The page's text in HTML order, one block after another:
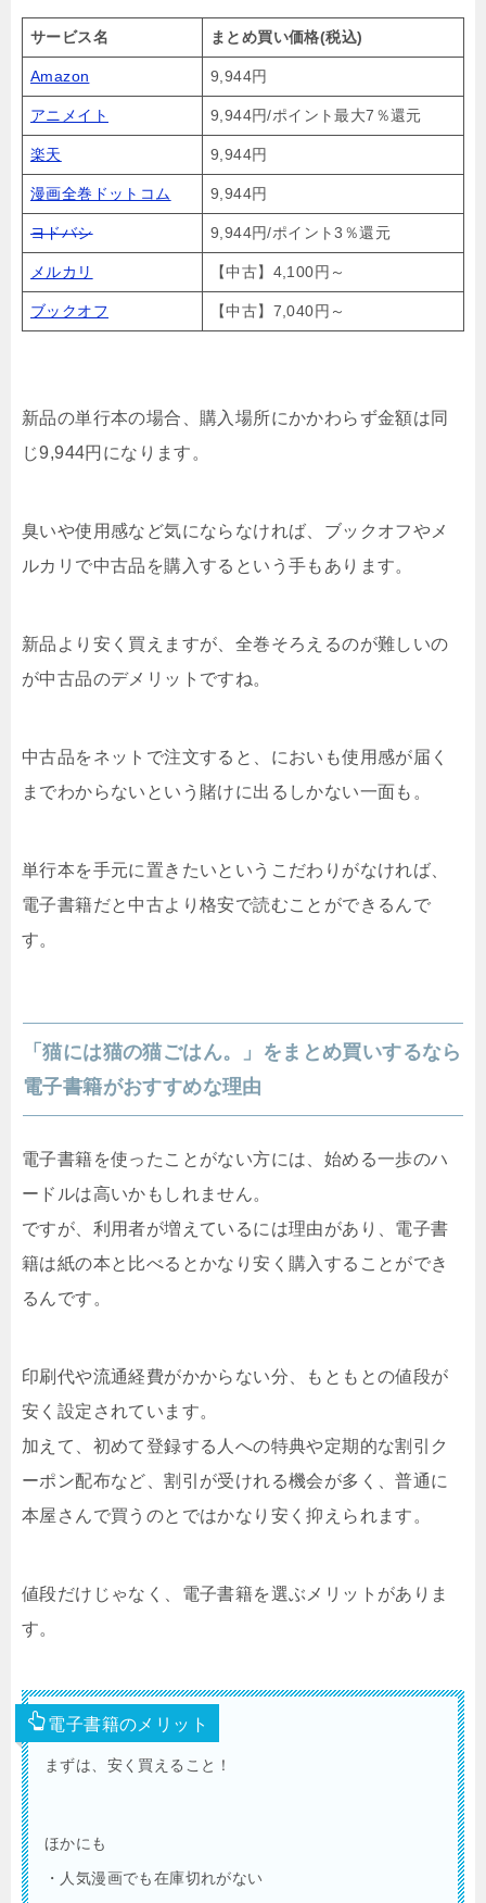
サービス名 まとめ買い価格(税込)
Amazon 9,944円
アニメイト 9,944円/ポイント最大7％還元
楽天 9,944円
漫画全巻ドットコム 9,944円
ヨドバシ 9,944円/ポイント3％還元
メルカリ 【中古】4,100円～
ブックオフ 【中古】7,040円～
新品の単行本の場合、購入場所にかかわらず金額は同
じ9,944円になります。
臭いや使用感など気にならなければ、ブックオフやメ
ルカリで中古品を購入するという手もあります。
新品より安く買えますが、全巻そろえるのが難しいの
が中古品のデメリットですね。
中古品をネットで注文すると、においも使用感が届く
までわからないという賭けに出るしかない一面も。
単行本を手元に置きたいというこだわりがなければ、
電子書籍だと中古より格安で読むことができるんで
す。
「猫には猫の猫ごはん。」をまとめ買いするなら
電子書籍がおすすめな理由
電子書籍を使ったことがない方には、始める一歩のハ
ードルは高いかもしれません。
ですが、利用者が増えているには理由があり、電子書
籍は紙の本と比べるとかなり安く購入することができ
るんです。
印刷代や流通経費がかからない分、もともとの値段が
安く設定されています。
加えて、初めて登録する人への特典や定期的な割引ク
ーポン配布など、割引が受けれる機会が多く、普通に
本屋さんで買うのとではかなり安く抑えられます。
値段だけじゃなく、電子書籍を選ぶメリットがありま
す。
電子書籍のメリット
まずは、安く買えること！
ほかにも
・人気漫画でも在庫切れがない